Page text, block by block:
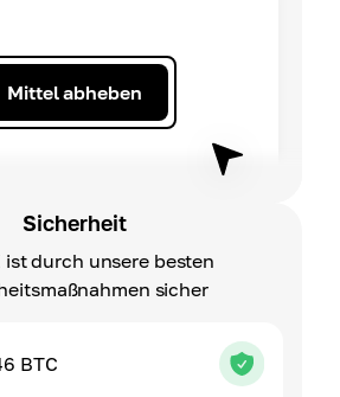
Mittel abheben
BTC
Sicherheit
ist durch unsere besten
sicher